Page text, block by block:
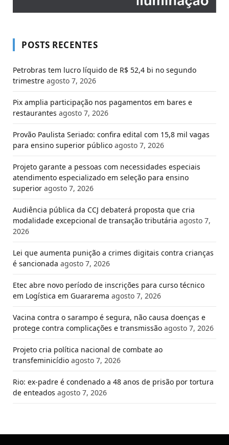
POSTS RECENTES
Petrobras tem lucro líquido de R$ 52,4 bi no segundo
trimestre agosto 7, 2026
Pix amplia participação nos pagamentos em bares e
restaurantes agosto 7, 2026
Provão Paulista Seriado: confira edital com 15,8 mil vagas
para ensino superior público agosto 7, 2026
Projeto garante a pessoas com necessidades especiais
atendimento especializado em seleção para ensino
superior agosto 7, 2026
Audiência pública da CCJ debaterá proposta que cria
modalidade excepcional de transação tributária agosto 7,
2026
Lei que aumenta punição a crimes digitais contra crianças
é sancionada agosto 7, 2026
Etec abre novo período de inscrições para curso técnico
em Logística em Guararema agosto 7, 2026
Vacina contra o sarampo é segura, não causa doenças e
protege contra complicações e transmissão agosto 7, 2026
Projeto cria política nacional de combate ao
transfeminicídio agosto 7, 2026
Rio: ex-padre é condenado a 48 anos de prisão por tortura
de enteados agosto 7, 2026